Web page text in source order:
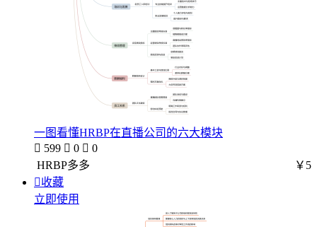
一图看懂HRBP在直播公司的六大模块
 599  0  0
HRBP多多
￥5
收藏
立即使用